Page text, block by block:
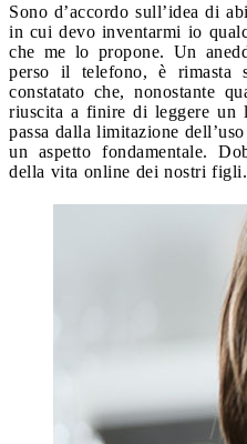
Sono d’accordo sull’idea di
in cui devo inventarmi io
che me lo propone. Un
perso il telefono, è rimasta
constatato che, nonostante
riuscita a finire di leggere un
passa dalla limitazione
un aspetto fondamentale.
della vita online dei nostri figli.